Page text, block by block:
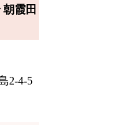
霞田
2-4-5